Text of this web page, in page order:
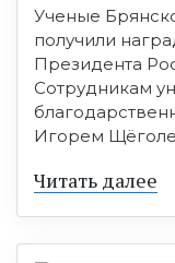
Ученые
получили
Президента
Сотрудникам
Игорем
Читать далее